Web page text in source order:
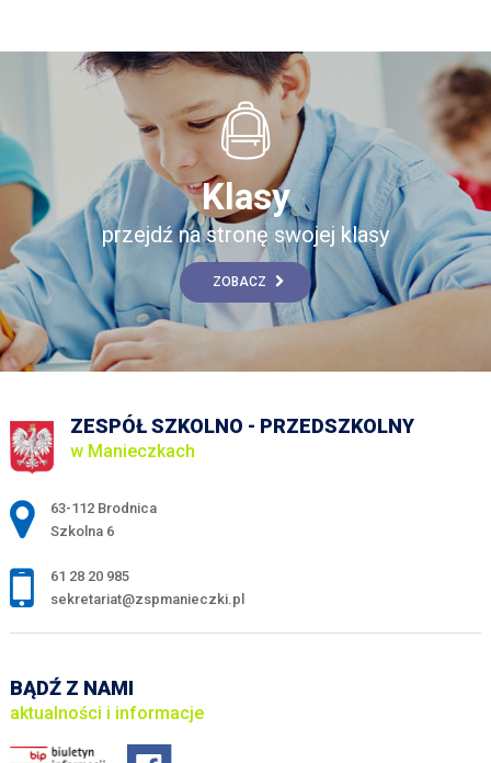
Klasy
przejdź na stronę swojej klasy
ZOBACZ
ZESPÓŁ SZKOLNO - PRZEDSZKOLNY
w Manieczkach
Adres pocztowy:
63-112 Brodnica
Szkolna 6
61 28 20 985
sekretariat@zspmanieczki.pl
BĄDŹ Z NAMI
aktualności i informacje